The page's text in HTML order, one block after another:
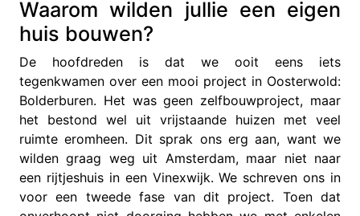
Waarom wilden jullie een eigen
huis bouwen?
De hoofdreden is dat we ooit eens iets
tegenkwamen over een mooi project in Oosterwold:
Bolderburen. Het was geen zelfbouwproject, maar
het bestond wel uit vrijstaande huizen met veel
ruimte eromheen. Dit sprak ons erg aan, want we
wilden graag weg uit Amsterdam, maar niet naar
een rijtjeshuis in een Vinexwijk. We schreven ons in
voor een tweede fase van dit project. Toen dat